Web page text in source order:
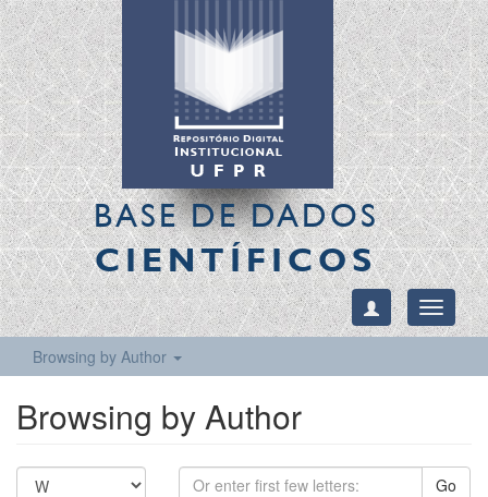
BASE DE DADOS
CIENTÍFICOS
Toggle
Browsing by Author
Browsing by Author
Go